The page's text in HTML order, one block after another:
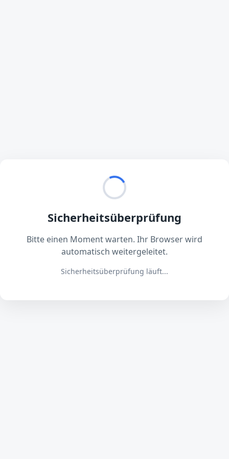
Sicherheitsüberprüfung
Bitte einen Moment warten. Ihr Browser wird
automatisch weitergeleitet.
Sicherheitsüberprüfung läuft...